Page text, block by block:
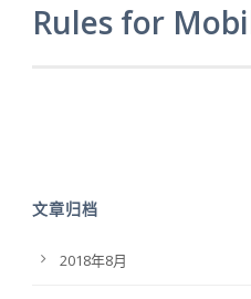
Rules for
文章归档
2018年8月